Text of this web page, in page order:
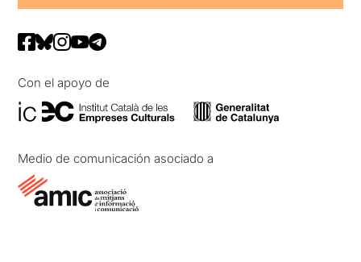
Con el apoyo de
Medio de comunicación asociado a